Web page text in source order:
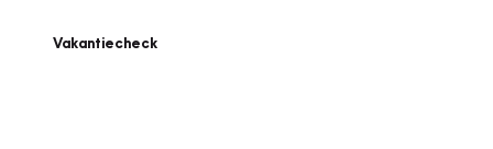
Vakantiecheck